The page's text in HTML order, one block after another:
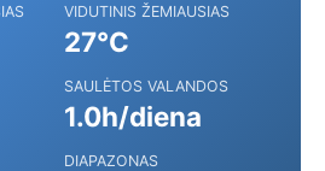
VIDUTINIS ŽEMIAUSIAS
27°C
SAULĖTOS VALANDOS
1.0h/diena
DIAPAZONAS